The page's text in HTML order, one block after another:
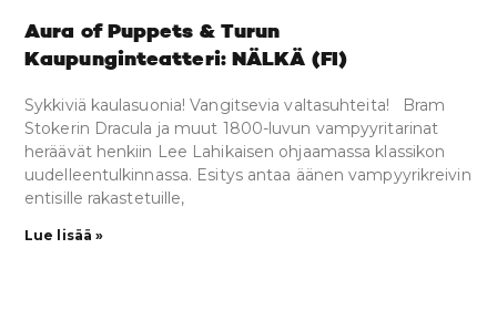
Aura of Puppets & Turun
Kaupunginteatteri: NÄLKÄ (FI)
Sykkiviä kaulasuonia! Vangitsevia valtasuhteita! Bram
Stokerin Dracula ja muut 1800-luvun vampyyritarinat
heräävät henkiin Lee Lahikaisen ohjaamassa klassikon
uudelleentulkinnassa. Esitys antaa äänen vampyyrikreivin
entisille rakastetuille,
Lue lisää »